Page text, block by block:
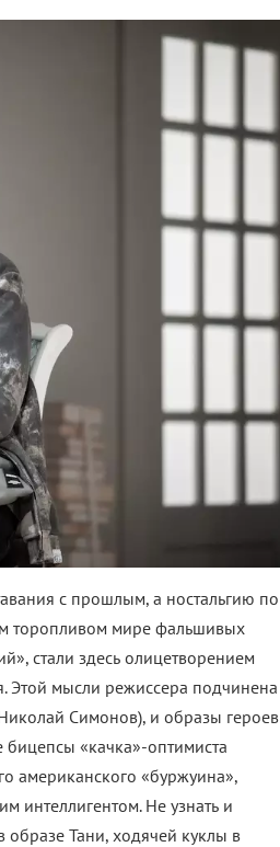
с прошлым, а ностальгию по
торопливом мире фальшивых
стали здесь олицетворением
Этой мысли режиссера подчинена
Симонов), и образы героев
«качка»-оптимиста
американского «буржуина»,
интеллигентом. Не узнать и
Тани, ходячей куклы в